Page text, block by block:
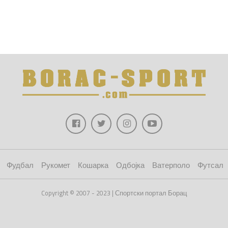
Фудбал Рукомет Кошарка Одбојка Ватерполо Футсал
Copyright © 2007 - 2023 | Спортски портал Борац